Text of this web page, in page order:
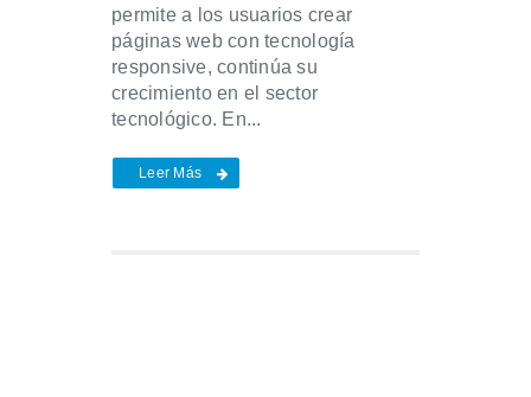
permite a los usuarios crear
páginas web con tecnología
responsive, continúa su
crecimiento en el sector
tecnológico. En...
Leer Más